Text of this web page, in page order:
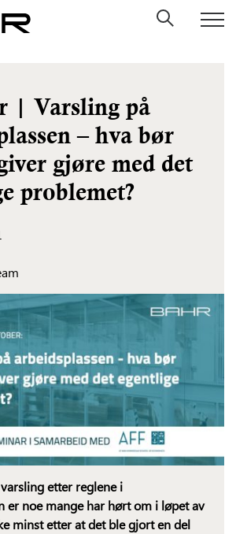
| Varsling på
– hva bør
gjøre med det
problemet?
etter reglene i
er noe mange har hørt om i løpet av
minst etter at det ble gjort en del